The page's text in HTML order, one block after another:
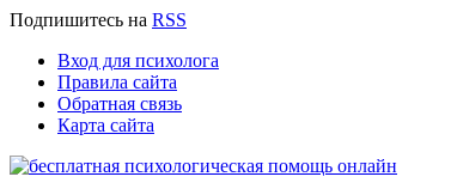
Подпишитесь на RSS
Вход для психолога
Правила сайта
Обратная связь
Карта сайта